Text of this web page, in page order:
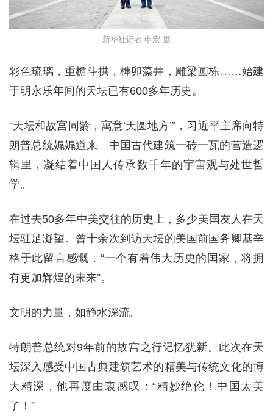
新华社记者 申宏 摄
彩色琉璃，重檐斗拱，榫卯藻井，雕梁画栋……始建
于明永乐年间的天坛已有600多年历史。
“天坛和故宫同龄，寓意‘天圆地方’”，习近平主席向特
朗普总统娓娓道来。中国古代建筑一砖一瓦的营造逻
辑里，凝结着中国人传承数千年的宇宙观与处世哲
学。
在过去50多年中美交往的历史上，多少美国友人在天
坛驻足凝望。曾十余次到访天坛的美国前国务卿基辛
格于此留言感慨，“一个有着伟大历史的国家，将拥
有更加辉煌的未来”。
文明的力量，如静水深流。
特朗普总统对9年前的故宫之行记忆犹新。此次在天
坛深入感受中国古典建筑艺术的精美与传统文化的博
大精深，他再度由衷感叹：“精妙绝伦！中国太美
了！”